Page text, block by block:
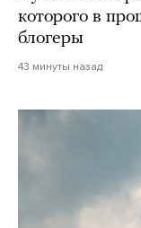
которого в
блогеры
43 минуты назад